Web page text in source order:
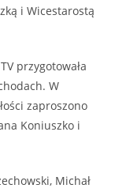
i Wicestarostą
przygotowała
W
zaproszono
Koniuszko i
Michał